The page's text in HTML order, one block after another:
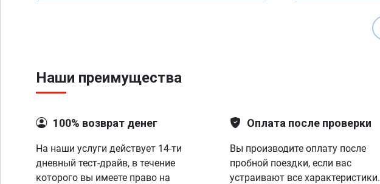
Наши преимущества
100% возврат денег
На наши услуги действует 14-ти
дневный тест-драйв, в течение
которого вы имеете право на
Оплата после проверки
Вы производите оплату после
пробной поездки, если вас
устраивают все характеристики.